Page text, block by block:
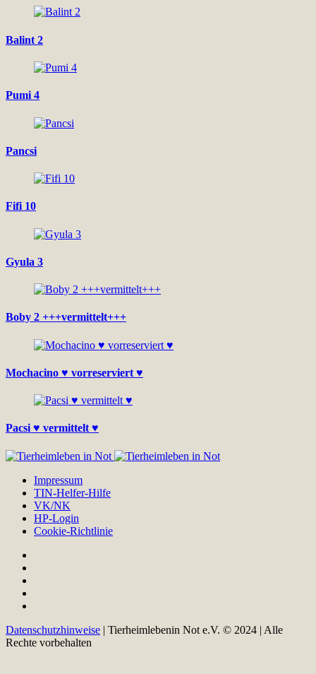
Balint 2
Pumi 4
Pancsi
Fifi 10
Gyula 3
Boby 2 +++vermittelt+++
Mochacino ♥ vorreserviert ♥
Pacsi ♥ vermittelt ♥
Impressum
TIN-Helfer-Hilfe
VK/NK
HP-Login
Cookie-Richtlinie
Datenschutzhinweise | Tierheimlebenin Not e.V. © 2024 | Alle
Rechte vorbehalten